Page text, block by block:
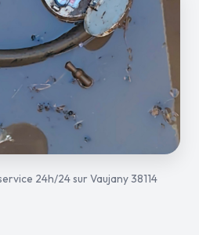
24h/24 sur Vaujany 38114